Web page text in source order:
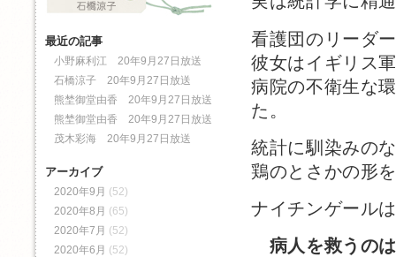
看護団のリーダ
彼女はイギリス
病院の不衛生な
た。
統計に馴染みの
鶏のとさかの形
ナイチンゲール
病人を救うの
最近の記事
小野麻利江 20年9月27日放送
石橋涼子 20年9月27日放送
熊埜御堂由香 20年9月27日放送
熊埜御堂由香 20年9月27日放送
茂木彩海 20年9月27日放送
アーカイブ
2020年9月 (52)
2020年8月 (65)
2020年7月 (52)
2020年6月 (52)